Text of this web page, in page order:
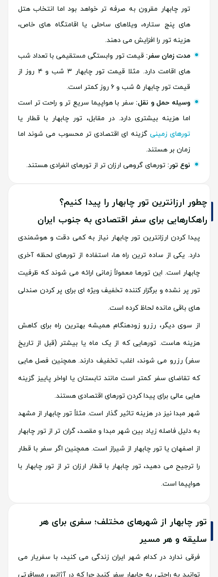
تور چابهار مقرون به صرفه تر خواهد بود اما انتخاب هتل
های پنج ستاره، ویلاهای ساحلی یا اقامتگاه های خاص،
هزینه تور را افزایش می دهند.
مدت زمان سفر: قیمت تور وابستگی مستقیمی با تعداد شب
های اقامت دارد. مثلا قیمت تور چابهار ۳ شب و ۴ روز از
قیمت تور چابهار ۵ شب و ۶ روز کمتر است.
وسیله حمل و نقل: سفر با هواپیما سریع تر و راحت تر است
اما هزینه بیشتری دارد. در مقابل، تور چابهار با قطار یا
تورهای زمینی گزینه ای اقتصادی تر محسوب می شوند اما
زمان بر هستند.
نوع تور: تورهای گروهی ارزان تر از تورهای انفرادی هستند.
چطور ارزانترین تور چابهار را پیدا کنیم؟
راهکارهایی برای سفر اقتصادی به جنوب ایران
پیدا کردن ارزانترین تور چابهار نیاز به کمی دقت و هوشمندی
دارد. یکی از ساده ترین راه ها، استفاده از تورهای لحظه آخری
چابهار است. این تورها معمولاً زمانی ارائه می شوند که ظرفیت
تور پر نشده و برگزار کننده تخفیف ویژه ای برای پر کردن صندلی
های باقی مانده لحاظ کرده است.
از سوی دیگر، رزرو زودهنگام همیشه بهترین راه برای کاهش
هزینه هاست. تورهایی که از یک ماه یا بیشتر (قبل از تاریخ
سفر) رزرو می شوند، اغلب تخفیف دارند. همچنین فصل هایی
که تقاضای سفر کمتر است مانند تابستان یا اواخر پاییز گزینه
هایی عالی برای پیدا کردن تورهای اقتصادی هستند.
شهر مبدا نیز در هزینه تاثیر گذار است. مثلاً تور چابهار از مشهد
به دلیل فاصله زیاد بین شهر مبدا و مقصد، گران تر از تور چابهار
از اصفهان یا تور چابهار از شیراز است. همچنین اگر سفر با قطار
را ترجیح می دهید، تور چابهار با قطار ارزان تر از تور چابهار با
هواپیما است.
تور چابهار از شهرهای مختلف؛ سفری برای هر
سلیقه و هر مسیر
فرقی ندارد در کدام شهر ایران زندگی می کنید، با سفریار می
توانید به راحتی به چابهار سفر کنید چرا که در آژانس مسافرتی